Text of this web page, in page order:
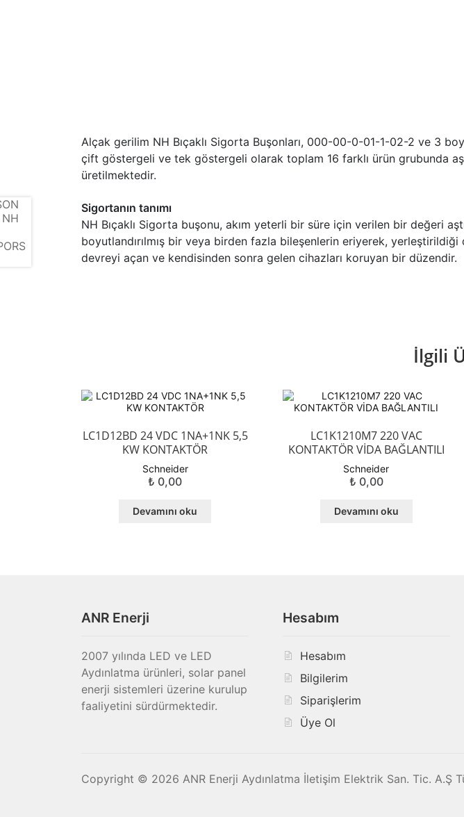
Alçak gerilim NH Bıçaklı Sigorta Buşonları, 000-00-0-01-1-02-2 ve 3
çift göstergeli ve tek göstergeli olarak toplam 16 farklı ürün grubunda
üretilmektedir.
Sigortanın tanımı
NH Bıçaklı Sigorta buşonu, akım yeterli bir süre için verilen bir değeri
boyutlandırılmış bir veya birden fazla bileşenlerin eriyerek, yerleştirildiği
devreyi açan ve kendisinden sonra gelen cihazları koruyan bir düzendir.
İlgili
LC1D12BD 24 VDC 1NA+1NK 5,5
KW KONTAKTÖR
Schneider
₺ 0,00
Devamını oku
LC1K1210M7 220 VAC
KONTAKTÖR VİDA BAĞLANTILI
Schneider
₺ 0,00
Devamını oku
ANR Enerji
2007 yılında LED ve LED
Aydınlatma ürünleri, solar panel
enerji sistemleri üzerine kurulup
faaliyetini sürdürmektedir.
Hesabım
Hesabım
Bilgilerim
Siparişlerim
Üye Ol
Copyright © 2026 ANR Enerji Aydınlatma İletişim Elektrik San. Tic. A.Ş